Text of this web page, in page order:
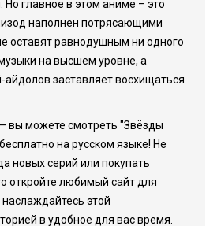
главное в этом аниме – это
наполнен потрясающими
оставят равнодушным ни одного
на высшем уровне, а
айдолов заставляет восхищаться
вы можете смотреть "Звёзды
на русском языке! Не
новых серий или покупать
откройте любимый сайт для
этой
в удобное для вас время.